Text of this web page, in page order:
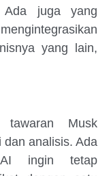
Ada juga yang
yang lain,
tawaran Musk
dan analisis. Ada
ingin tetap